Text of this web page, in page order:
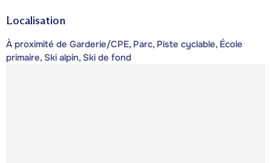
Localisation
À proximité de Garderie/CPE, Parc, Piste cyclable, École
primaire, Ski alpin, Ski de fond